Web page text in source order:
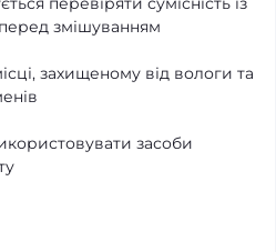
змішуванням
захищеному від вологи та
засоби